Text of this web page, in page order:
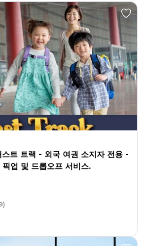
스트 트랙 - 외국 여권 소지자 전용 -
업 및 드롭오프 서비스.
)